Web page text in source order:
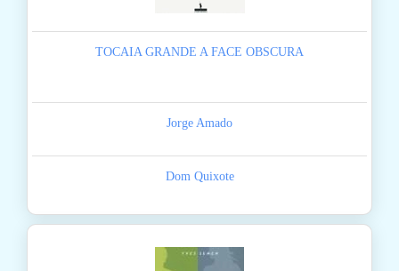
TOCAIA GRANDE A FACE OBSCURA
Jorge Amado
Dom Quixote